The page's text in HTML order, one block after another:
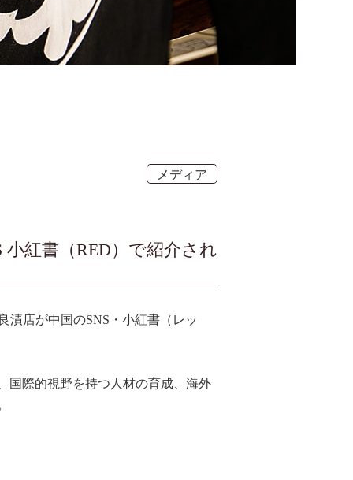
メディア
紅書（RED）で紹介され
漬店が中国のSNS・小紅書（レッ
国際的視野を持つ人材の育成、海外